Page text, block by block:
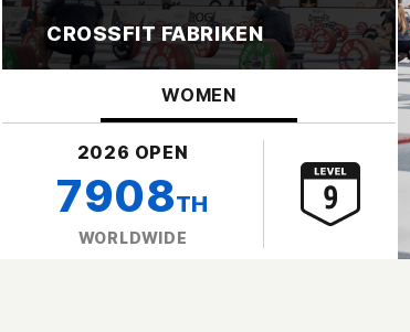
CROSSFIT FABRIKEN
WOMEN
2026 OPEN
7908TH
WORLDWIDE